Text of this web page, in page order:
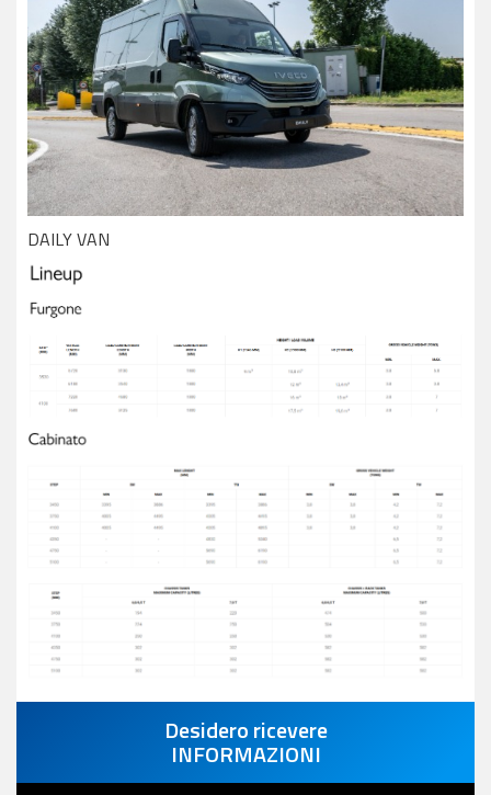
DAILY VAN
Desidero ricevere
INFORMAZIONI